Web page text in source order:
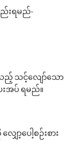
းရမည်-
သင့်‌လျော်‌သော
းအပ် ရမည်။
ာ့ပေါ့စဉ်းစား